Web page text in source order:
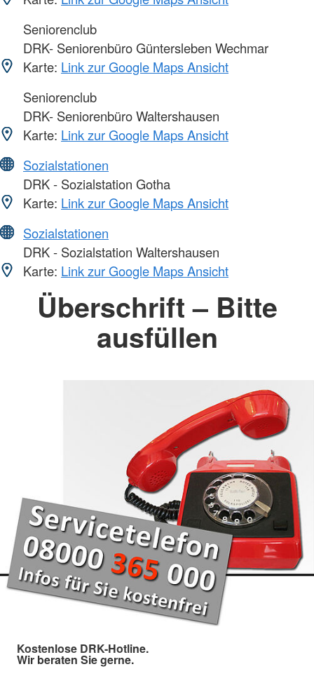
Seniorenclub
DRK- Seniorenbüro Güntersleben Wechmar
Karte: Link zur Google Maps Ansicht
Seniorenclub
DRK- Seniorenbüro Waltershausen
Karte: Link zur Google Maps Ansicht
Sozialstationen
DRK - Sozialstation Gotha
Karte: Link zur Google Maps Ansicht
Sozialstationen
DRK - Sozialstation Waltershausen
Karte: Link zur Google Maps Ansicht
Überschrift – Bitte
ausfüllen
Kostenlose DRK-Hotline.
Wir beraten Sie gerne.